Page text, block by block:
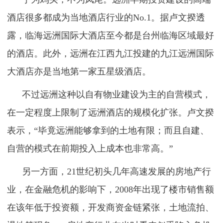
酒店很多都成为当地酒店行业的No.1。据卢文揆透
露，临海远洲国际大酒店至今都是台州临海区域最好
的酒店。此外，远洲在江西九江投建的九江远洲国际
大酒店亦是当地第一家五星级酒店。
不过远洲这种以自有物业建设为主的自营模式，
在一定程度上限制了远洲酒店的规模化扩张。卢文揆
表示，“毕竟远洲能够拿到的土地有限；而且自建、
自营的模式在前期投入上成本也非常高。”
另一方面，21世纪初头几年高速发展的房地产行
业，在金融危机的影响下，2008年出现了楼市销售额
在该年低于投资额，开发商资金链紧张，土地流拍、